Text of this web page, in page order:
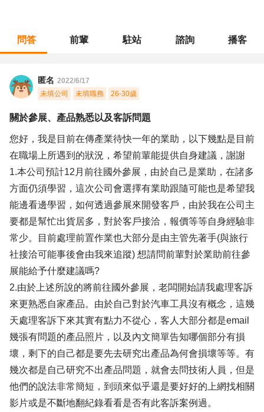
問答 前輩 駐站 諮詢 播客
匿名 2022/6/17
未填公司
未填職務 26-30歲
關於參展、產品熟悉以及客訴問題
您好，我是目前在傳產業待快一年的業助，以下幾點是目前
在職場上所遇到的狀況，希望前輩能提供自身建議，謝謝
1.本公司預計12月前往國外參展，由於自己是業助，在諸多
方面仍須學習，這次公司會選擇有業助跟隨可能也是希望我
能邊看邊學習，如何透過參展來開發客戶，由於我在公司主
要都是幫忙出貨居多，對於客戶接洽，報價等等自身經驗非
常少。目前處理前置作業也大部分是由主管先著手(與旅行
社接洽可能事後會由我來追蹤) 想請問前輩對於業助前往參
展能給予什麼建議嗎?
2.由於上述所說的將前往國外參展，老闆開始請我處理客訴
來更熟悉自家產品。由於自己對於汽車工具沒有概念，這幾
天處理客訴下來其實有點力不從心，客人大部分都是email
幾張有問題的產品照片，以及內文簡單告知哪個部分有損
壞，剩下的自己都是要先去研究出產品為何會損壞等等。有
幾次都是自己研究不出產品問題，就會去問技術人員，但是
他們的說法非常簡短，到頭來似乎還是要好好的上網找相關
影片或是不斷地翻紀錄看看是否有此客訴案例過。